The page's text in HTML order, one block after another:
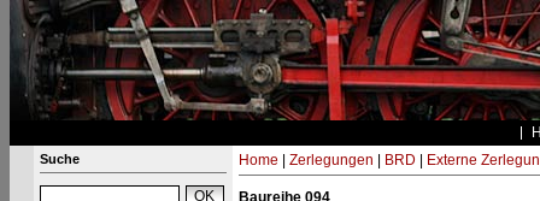
Suche Home Zerlegungen BRD Externe
Baureihe 094